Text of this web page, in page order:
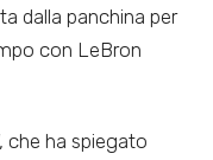
dalla panchina per
con LeBron
che ha spiegato